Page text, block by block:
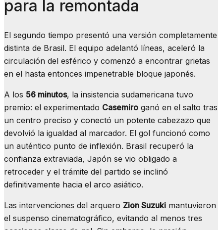
para la remontada
El segundo tiempo presentó una versión completamente
distinta de Brasil. El equipo adelantó líneas, aceleró la
circulación del esférico y comenzó a encontrar grietas
en el hasta entonces impenetrable bloque japonés.
A los 56 minutos, la insistencia sudamericana tuvo
premio: el experimentado Casemiro ganó en el salto tras
un centro preciso y conectó un potente cabezazo que
devolvió la igualdad al marcador. El gol funcionó como
un auténtico punto de inflexión. Brasil recuperó la
confianza extraviada, Japón se vio obligado a
retroceder y el trámite del partido se inclinó
definitivamente hacia el arco asiático.
Las intervenciones del arquero Zion Suzuki mantuvieron
el suspenso cinematográfico, evitando al menos tres